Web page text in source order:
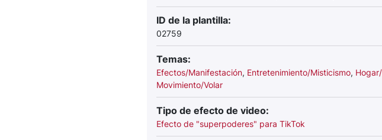
ID de la plantilla:
02759
Temas:
Efectos/Manifestación, Entretenimiento/Misticismo,
Movimiento/Volar
Tipo de efecto de video:
Efecto de "superpoderes" para TikTok